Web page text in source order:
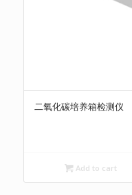
二氧化碳培养箱检测仪
Add to cart